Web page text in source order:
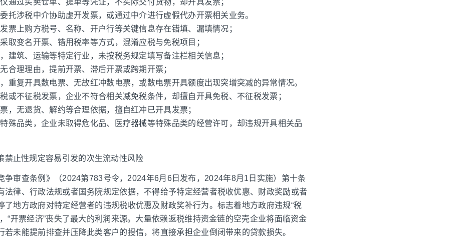
通过买卖仓单、提单等凭证，不实际交付货物，却开具发票；
托涉税中介协助虚开发票，或通过中介进行虚假代办开票相关业务。
票上购方税号、名称、开户行等关键信息存在错填、漏填情况；
取变名开票、错用税率等方式，混淆应税与免税项目；
建筑、运输等特定行业，未按税务规定填写备注栏相关信息；
合理理由，提前开票、滞后开票或跨期开票；
重复开具数电票、无故红冲数电票，或数电票开具额度出现突增突减的异常情况。
或不征税发票，企业不符合相关减免税条件，却擅自开具免税、不征税发票；
，无退货、解约等合理依据，擅自红冲已开具发票；
殊品类，企业未取得危化品、医疗器械等特殊品类的经营许可，却违规开具相关品
禁止性规定容易引发的次生流动性风险
争审查条例》（2024第783号令，2024年6月6日发布，2024年8月1日实施）第十条
法律、行政法规或者国务院规定依据，不得给予特定经营者税收优惠、财政奖励或者
了地方政府对特定经营者的违规税收优惠及财政奖补行为。标志着地方政府违规“税
“开票经济”丧失了最大的利润来源。大量依赖返税维持资金链的空壳企业将面临资金
若未能提前排查并压降此类客户的授信，将直接承担企业倒闭带来的贷款损失。